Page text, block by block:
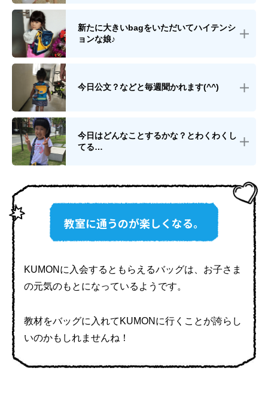
新たに大きいbagをいただいてハイテンシ
ョンな娘♪
今日公文？などと毎週聞かれます(^^)
今日はどんなことするかな？とわくわくし
てる…
教室に通うのが楽しくなる。
KUMONに入会するともらえるバッグは、 お子さま
の元気のもとになっているようです。
教材をバッグに入れてKUMONに行くことが誇らし
いのかもしれませんね！